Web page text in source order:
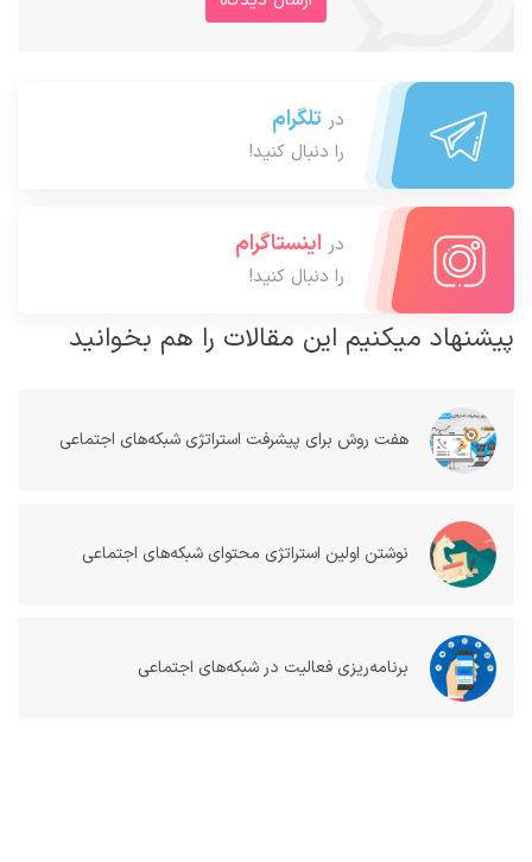
در تلگرام
را دنبال کنید!
در اینستاگرام
را دنبال کنید!
پیشنهاد میکنیم این مقالات را هم بخوانید
هفت روش برای پیشرفت استراتژی شبکه‌های اجتماعی
نوشتن اولین استراتژی محتوای شبکه‌های اجتماعی
برنامه‌ریزی فعالیت در شبکه‌های اجتماعی